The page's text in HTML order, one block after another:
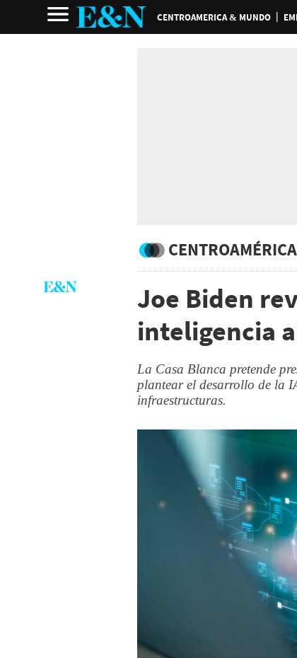
CENTROAMERICA & MUNDO
Joe Biden
inteligencia
La Casa Blanca pretende
plantear el desarrollo de la
infraestructuras.